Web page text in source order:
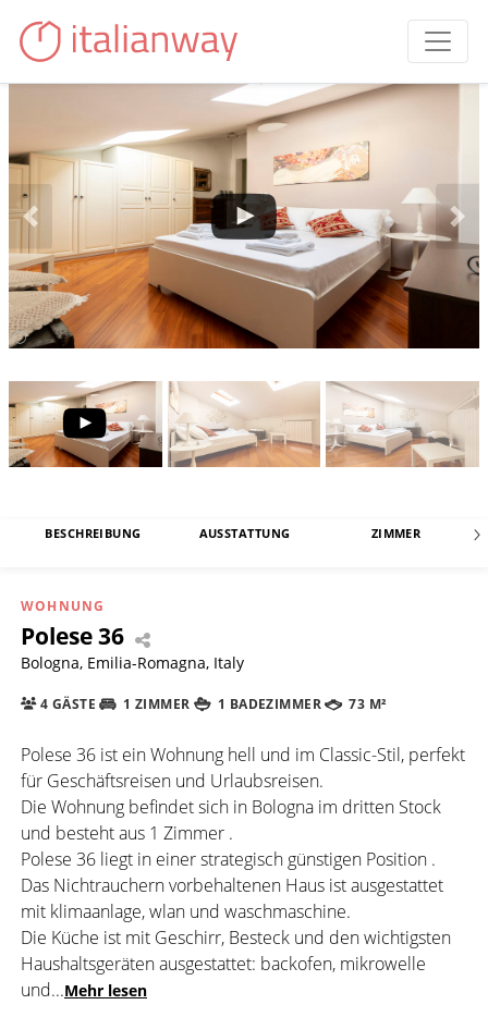
BESCHREIBUNG AUSSTATTUNG ZIMMER
WOHNUNG
Polese 36
Bologna, Emilia-Romagna, Italy
4 GÄSTE 1 ZIMMER 1 BADEZIMMER 73 M²
Polese 36 ist ein Wohnung hell und im Classic-Stil, perfekt
für Geschäftsreisen und Urlaubsreisen.
Die Wohnung befindet sich in Bologna im dritten Stock
und besteht aus 1 Zimmer .
Polese 36 liegt in einer strategisch günstigen Position .
Das Nichtrauchern vorbehaltenen Haus ist ausgestattet
mit klimaanlage, wlan und waschmaschine.
Die Küche ist mit Geschirr, Besteck und den wichtigsten
Haushaltsgeräten ausgestattet: backofen, mikrowelle
und...Mehr lesen